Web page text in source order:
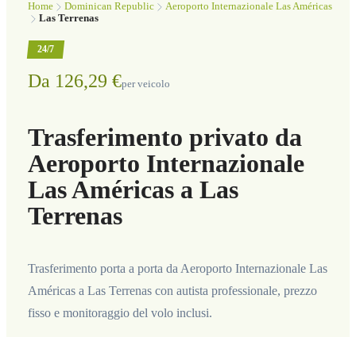
Home Dominican Republic
Aeroporto Internazionale Las Américas
Las Terrenas
24/7
Da 126,29 €per veicolo
Trasferimento privato da
Aeroporto Internazionale
Las Américas a Las
Terrenas
Trasferimento porta a porta da Aeroporto Internazionale Las
Américas a Las Terrenas con autista professionale, prezzo
fisso e monitoraggio del volo inclusi.